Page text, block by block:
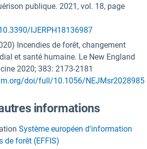
publique. 2021, vol. 18, page
IJERPH18136987
Incendies de forêt, changement
et santé humaine. Le New England
2020; 383: 2173-2181
doi/full/10.1056/NEJMsr2028985
informations
Système européen d'information
de forêt (EFFIS)